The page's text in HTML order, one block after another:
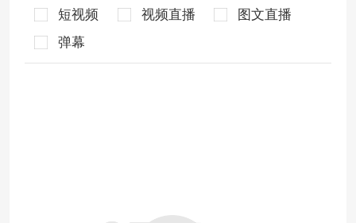
短视频 视频直播
图文直播
弹幕